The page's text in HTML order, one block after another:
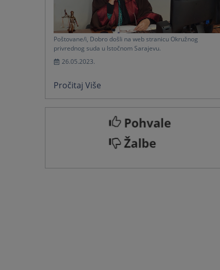
Poštovane/i, Dobro došli na web stranicu Okružnog
privrednog suda u Istočnom Sarajevu.
26.05.2023.
Pročitaj Više